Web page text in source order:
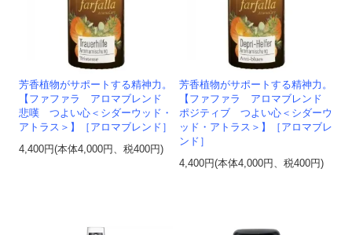
芳香植物がサポートする精神力。
【ファファラ アロマブレンド
悲嘆 つよい心＜シダーウッド・
アトラス＞】［アロマブレンド］
4,400円(本体4,000円、税400円)
芳香植物がサポートする精神力。
【ファファラ アロマブレンド
ポジティブ つよい心＜シダーウ
ッド・アトラス＞】［アロマブレ
ンド］
4,400円(本体4,000円、税400円)